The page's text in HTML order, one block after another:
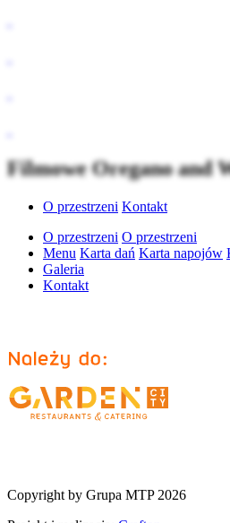
Filmowe Oregano and
O przestrzeni Kontakt
O przestrzeni O przestrzeni
Menu Karta dań Karta napojów
Galeria
Kontakt
Copyright by Grupa MTP 2026